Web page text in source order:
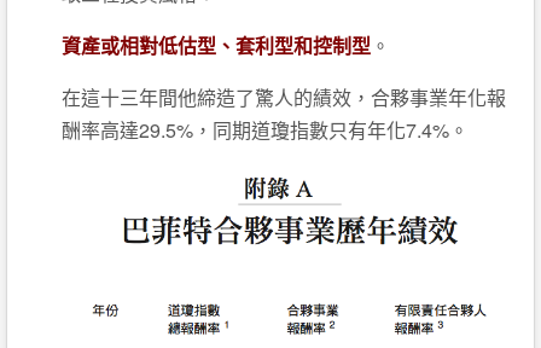
資產或相對低估型 、套利型和控制型 。
在這十三年間他締造了驚人的績效，合夥事業年化報
酬率高達29.5%，同期道瓊指數只有年化7.4%。